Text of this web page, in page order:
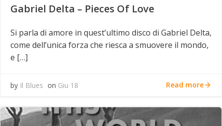
Gabriel Delta – Pieces Of Love
Si parla di amore in quest’ultimo disco di Gabriel Delta,
come dell’unica forza che riesca a smuovere il mondo,
e […]
by Il Blues on Giu 18 Read more